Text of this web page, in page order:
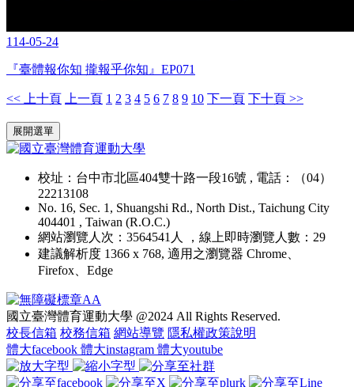
114-05-24
『臺體報你知 攏報乎你知』EP071
<< 上十頁 上一頁 1 2 3 4 5 6 7 8 9 10 下一頁 下十頁 >>
展開選單
校址：台中市北區404雙十路一段16號 , 電話：（04）
22213108
No. 16, Sec. 1, Shuangshi Rd., North Dist., Taichung City
404401 , Taiwan (R.O.C.)
網站瀏覽人次：3564541人 ，線上即時瀏覽人數：29
建議解析度 1366 x 768, 適用之瀏覽器 Chrome、
Firefox、Edge
國立臺灣體育運動大學 @2024 All Rights Reserved.
校長信箱 校務信箱 網站導覽 隱私權政策說明
體大facebook 體大instagram 體大youtube